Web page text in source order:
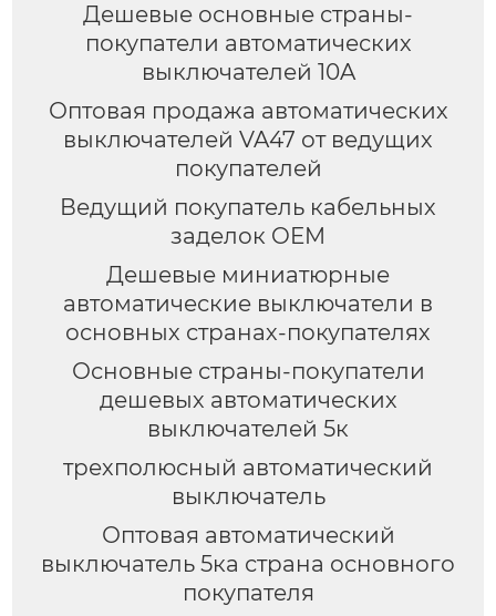
Дешевые основные страны-
покупатели автоматических
выключателей 10A
Оптовая продажа автоматических
выключателей VA47 от ведущих
покупателей
Ведущий покупатель кабельных
заделок OEM
Дешевые миниатюрные
автоматические выключатели в
основных странах-покупателях
Основные страны-покупатели
дешевых автоматических
выключателей 5к
трехполюсный автоматический
выключатель
Оптовая автоматический
выключатель 5ка страна основного
покупателя